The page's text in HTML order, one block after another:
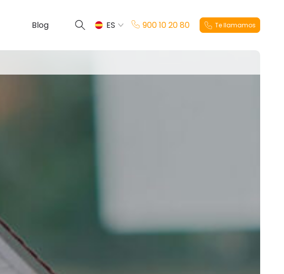
Blog
ES
900 10 20 80 Te llamamos